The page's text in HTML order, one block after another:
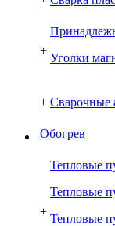
+
Уголки
+ Сварочные
Обогрев
+
Тепловые
Тепловые
Тепловые